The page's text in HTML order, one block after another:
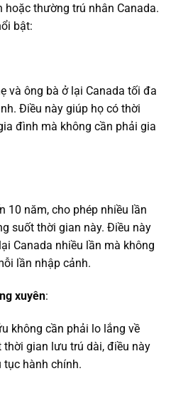
hoặc thường trú nhân Canada.
bật:
và ông bà ở lại Canada tối đa
Điều này giúp họ có thời
đình mà không cần phải gia
10 năm, cho phép nhiều lần
suốt thời gian này. Điều này
Canada nhiều lần mà không
lần nhập cảnh.
xuyên:
không cần phải lo lắng về
gian lưu trú dài, điều này
hành chính.